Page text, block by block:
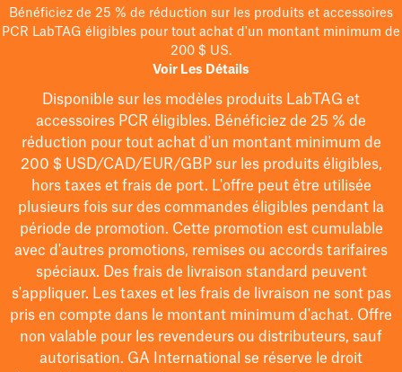
Bénéficiez de 25 % de réduction sur les produits et accessoires
PCR LabTAG éligibles pour tout achat d'un montant minimum de
200 $ US.
Voir Les Détails
Disponible sur les modèles produits LabTAG et
accessoires PCR éligibles. Bénéficiez de 25 % de
réduction pour tout achat d'un montant minimum de
200 $USD/CAD/EUR/GBPsur les produits éligibles,
hors taxes et frais de port. L'offre peut être utilisée
plusieurs fois sur des commandes éligibles pendant la
période de promotion. Cette promotion est cumulable
avec d'autres promotions, remises ou accords tarifaires
spéciaux. Des frais de livraison standard peuvent
s'appliquer. Les taxes et les frais de livraison ne sont pas
pris en compte dans le montant minimum d'achat. Offre
non valable pour les revendeurs ou distributeurs, sauf
autorisation. GA International se réserve le droit